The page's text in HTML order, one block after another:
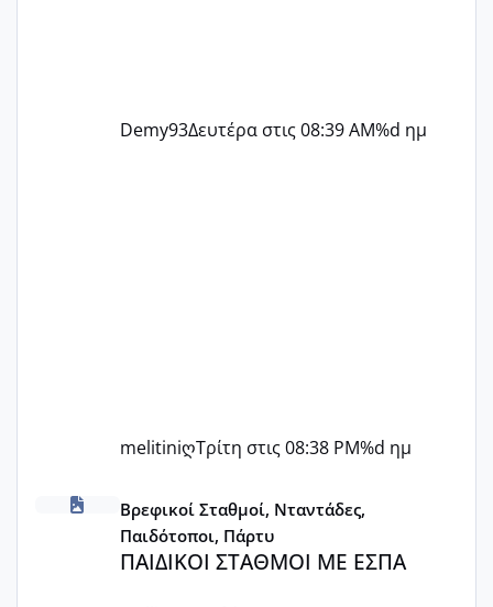
Demy93Δευτέρα στις 08:39 AM%d ημ
melitiniღΤρίτη στις 08:38 PM%d ημ
ΠΑΙΔΙΚΟΙ ΣΤΑΘΜΟΙ ΜΕ ΕΣΠΑ
Βρεφικοί Σταθμοί, Νταντάδες,
Παιδότοποι, Πάρτυ
ΠΑΙΔΙΚΟΙ ΣΤΑΘΜΟΙ ΜΕ ΕΣΠΑ